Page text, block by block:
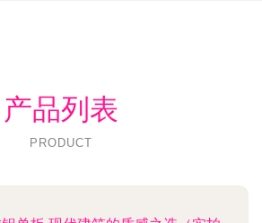
产品列表
PRODUCT